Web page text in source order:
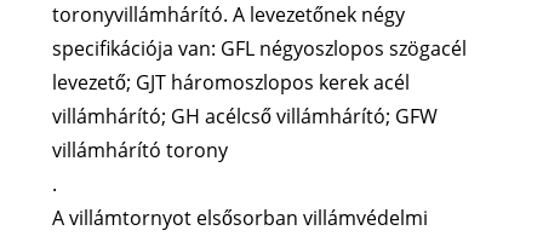
toronyvillámhárító. A levezetőnek négy
specifikációja van: GFL négyoszlopos szögacél
levezető; GJT háromoszlopos kerek acél
villámhárító; GH acélcső villámhárító; GFW
villámhárító torony
.
A villámtornyot elsősorban villámvédelmi